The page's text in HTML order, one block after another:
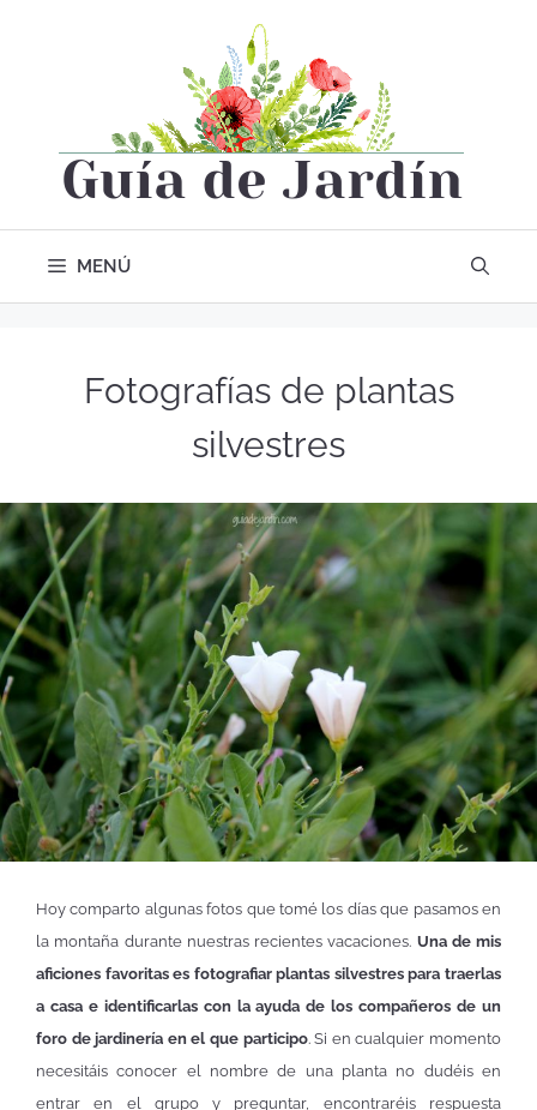
MENÚ
Fotografías de plantas
silvestres
Hoy comparto algunas fotos que tomé los días que pasamos en
la montaña durante nuestras recientes vacaciones. Una de mis
aficiones favoritas es fotografiar plantas silvestres para traerlas
a casa e identificarlas con la ayuda de los compañeros de un
foro de jardinería en el que participo. Si en cualquier momento
necesitáis conocer el nombre de una planta no dudéis en
entrar en el grupo y preguntar, encontraréis respuesta